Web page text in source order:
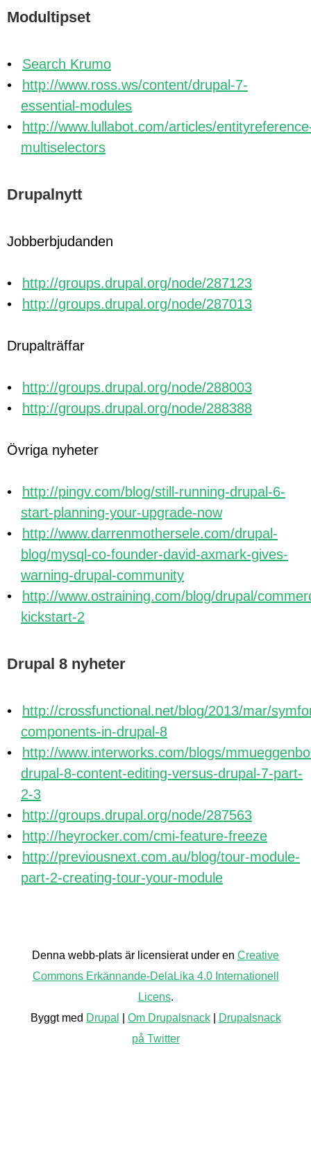
Modultipset
Search Krumo
http://www.ross.ws/content/drupal-7-
essential-modules
http://www.lullabot.com/articles/
multiselectors
Drupalnytt
Jobberbjudanden
http://groups.drupal.org/node/287123
http://groups.drupal.org/node/287013
Drupalträffar
http://groups.drupal.org/node/288003
http://groups.drupal.org/node/288388
Övriga nyheter
http://pingv.com/blog/still-running-drupal-6-
start-planning-your-upgrade-now
http://www.darrenmothersele.com/drupal-
blog/mysql-co-founder-david-axmark-gives-
warning-drupal-community
http://www.ostraining.com/blog/drupal/
kickstart-2
Drupal 8 nyheter
http://crossfunctional.net/blog/2013/mar/
components-in-drupal-8
http://www.interworks.com/blogs/
drupal-8-content-editing-versus-drupal-7-part-
2-3
http://groups.drupal.org/node/287563
http://heyrocker.com/cmi-feature-freeze
http://previousnext.com.au/blog/tour-module-
part-2-creating-tour-your-module
Denna webb-plats är licensierat under en Creative
Commons Erkännande-DelaLika 4.0 Internationell
Licens.
Byggt med Drupal Om Drupalsnack|
Drupalsnack
på Twitter